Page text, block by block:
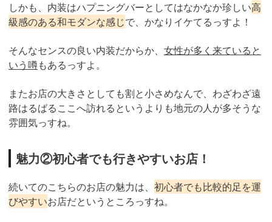
しかも、内装はハプニングバーとしてはなかなか珍しい高
級感のある和モダンな感じで、かなりイケてるっすよ！
そんなセンスの良い内装だからか、 女性が多く来ていると
いう噂もあるっすよ。
またお店の大きさとしても割と小さめなんで、わざわざ遠
路はるばるここへ訪れるというよりも地元の人が多そうな
雰囲気っすね。
魅力②初心者でも行きやすいお店！
続いてのこちらのお店の魅力は、 初心者でも比較的足を運
びやすいお店だというところっすね。